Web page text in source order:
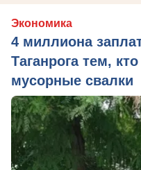
Экономика
4 миллиона
Таганрога тем,
мусорные свалки